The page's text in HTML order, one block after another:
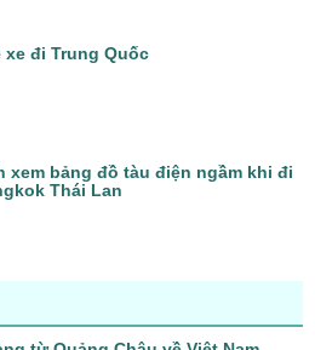
xe đi Trung Quốc
xem bảng đồ tàu điện ngầm khi đi
Thái Lan